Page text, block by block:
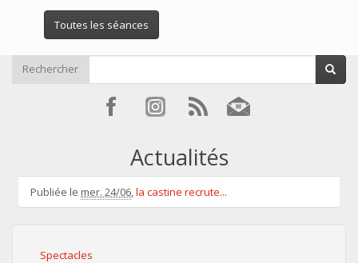
Toutes les séances
Rechercher
Actualités
Publiée le mer. 24/06 la castine recrute...
Spectacles